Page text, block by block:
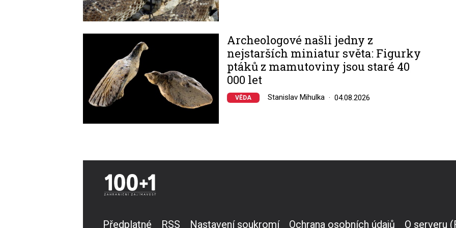
Archeologové našli jedny z
nejstarších miniatur světa: Figurky
ptáků z mamutoviny jsou staré 40
000 let
VĚDA Stanislav Mihulka 04.08.2026
Předplatné RSS Nastavení soukromí Ochrana osobních údajů O serveru